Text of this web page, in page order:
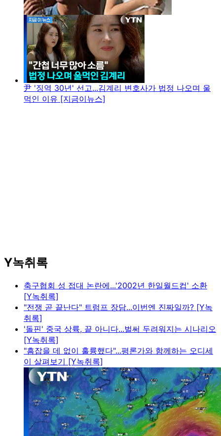
尹 '징역 30년' 선고...김계리 변호사가 법정 나오며 울
먹인 이유 [지금이뉴스]
Y녹취록
축구협회 성 접대 논란에...'2002년 한일월드컵' 소환
[Y녹취록]
"전쟁 곧 끝난다" 트럼프 장담...이번엔 진짜일까? [Y녹
취록]
'돌핀' 중국 상륙, 끝 아니다...벌써 두려워지는 시나리오
[Y녹취록]
"흠잡을 데 없이 훌륭했다"...평론가와 함께하는 오디세
이 살펴보기 [Y녹취록]